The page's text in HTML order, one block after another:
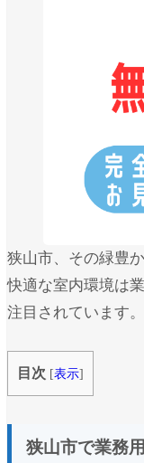
狭山市、その緑豊
快適な室内環境は
注目されています。
目次 [表示]
狭山市で業務